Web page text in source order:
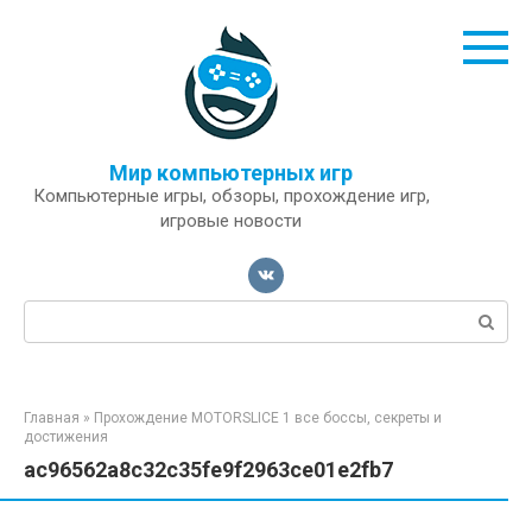
Мир компьютерных игр
Компьютерные игры, обзоры, прохождение игр,
игровые новости
Поиск:
Главная » Прохождение MOTORSLICE 1 все боссы, секреты и
достижения
ac96562a8c32c35fe9f2963ce01e2fb7